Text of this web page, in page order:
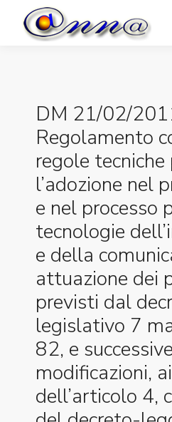
DM 21/02/
Regolamento
regole tecniche
l’adozione nel
e nel processo
tecnologie
e della
attuazione dei
previsti dal
legislativo 7
82, e successive
modificazioni,
dell’articolo 4,